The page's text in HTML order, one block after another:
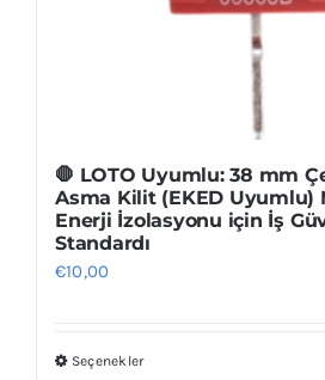
🛑 LOTO Uyumlu: 38 mm
Asma Kilit (EKED Uyumlu)
Enerji İzolasyonu için İş
Standardı
€10,00
SeçeneklerBu